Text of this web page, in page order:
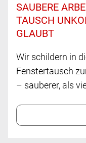
SAUBERE
TAUSCH
GLAUBT
Wir schildern in
Fenstertausch
– sauberer, als